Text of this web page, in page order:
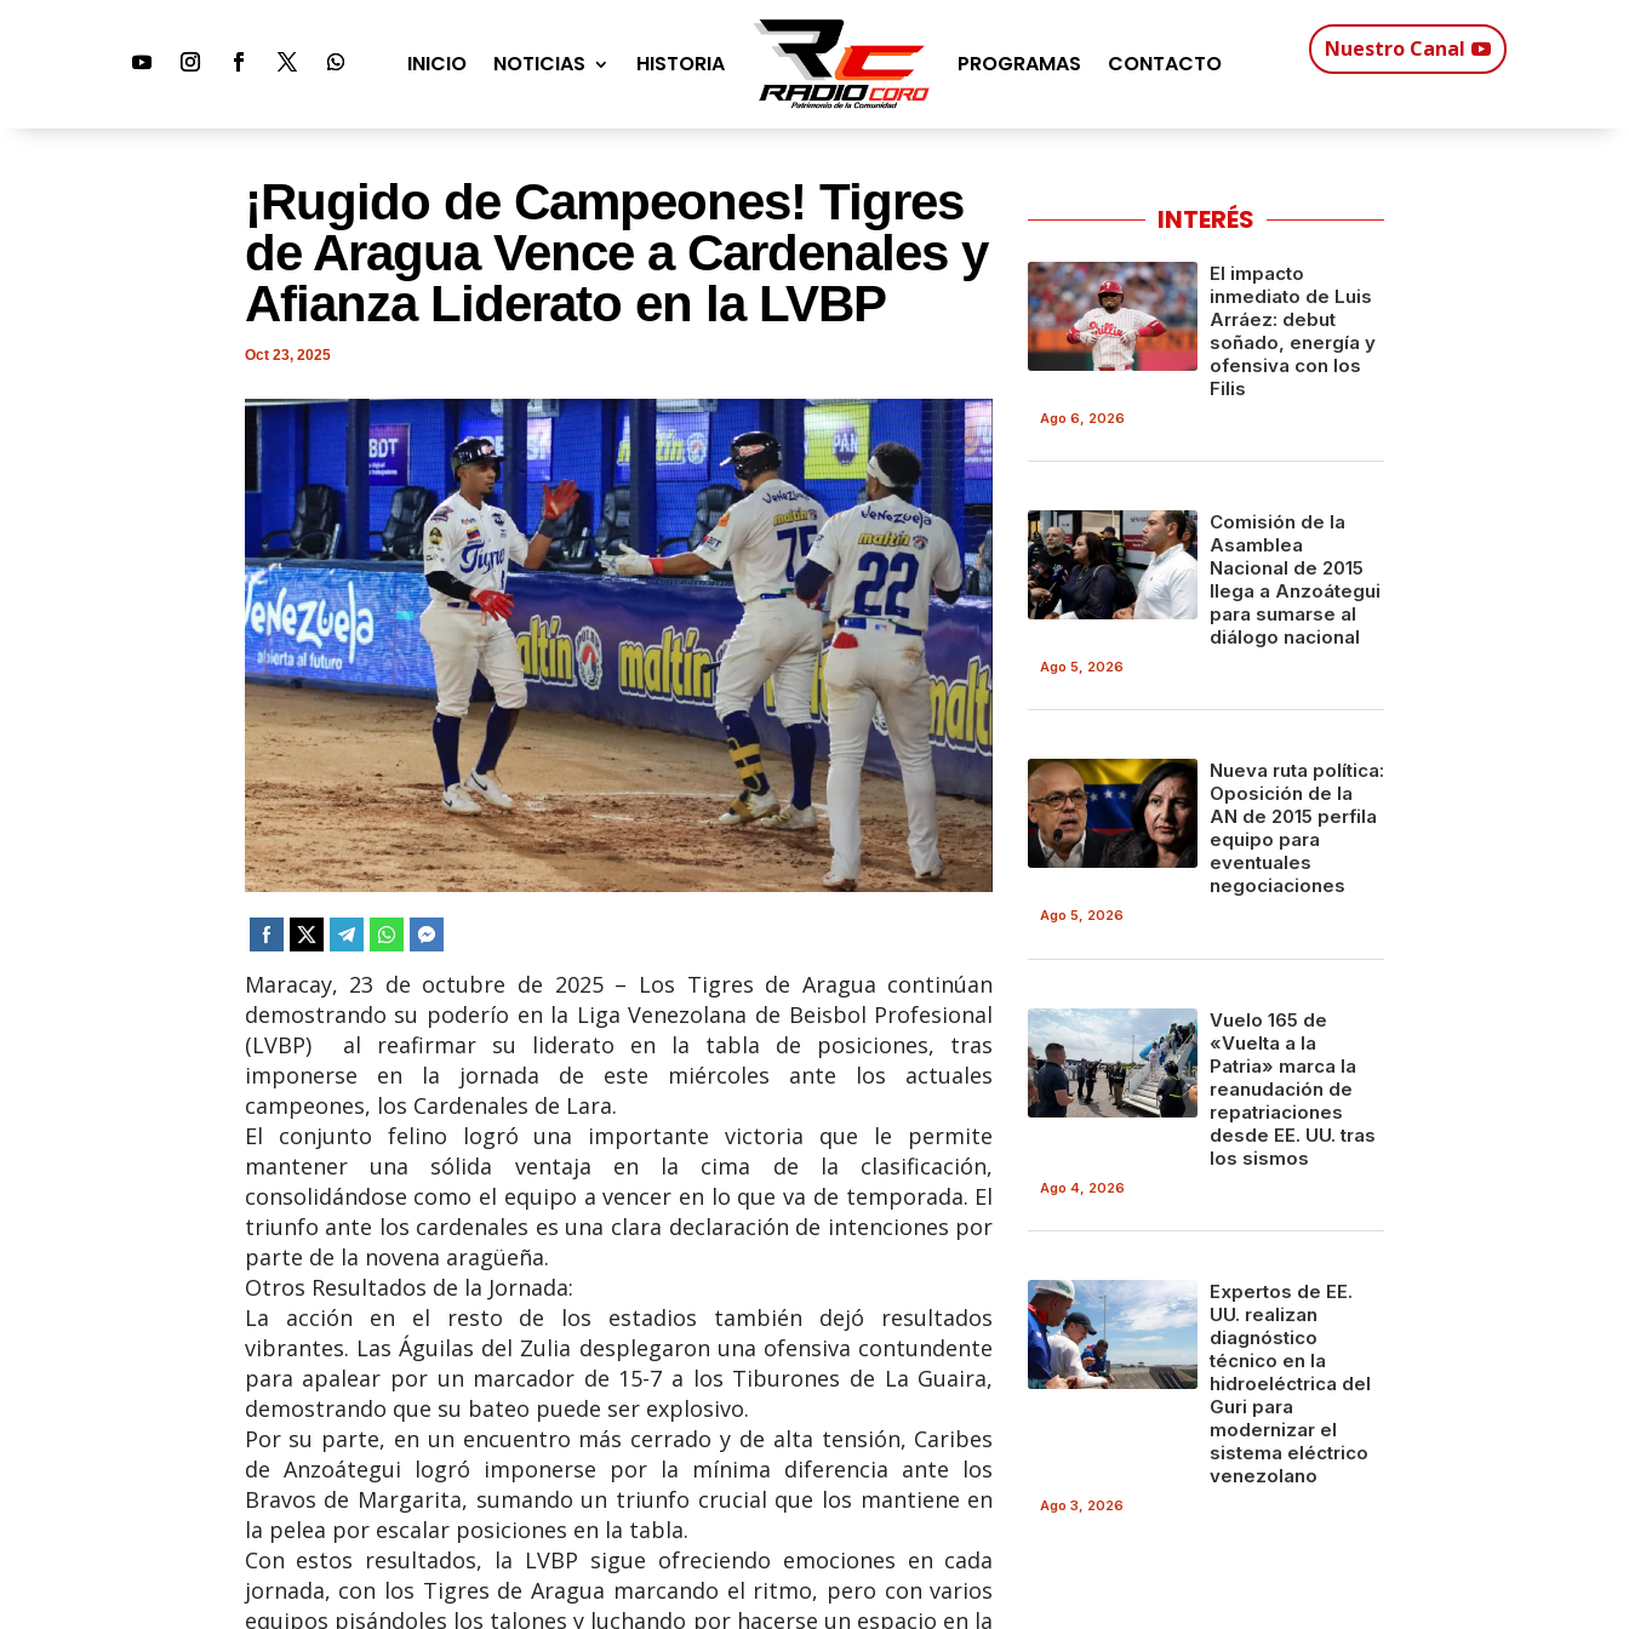
INICIO NOTICIAS HISTORIA PROGRAMAS CONTACTO
Nuestro Canal
¡Rugido de Campeones! Tigres
de Aragua Vence a Cardenales y
Afianza Liderato en la LVBP
Oct 23, 2025
Maracay, 23 de octubre de 2025 – Los Tigres de Aragua continúan
demostrando su poderío en la Liga Venezolana de Beisbol Profesional
(LVBP) al reafirmar su liderato en la tabla de posiciones, tras
imponerse en la jornada de este miércoles ante los actuales
campeones, los Cardenales de Lara.
​El conjunto felino logró una importante victoria que le permite
mantener una sólida ventaja en la cima de la clasificación,
consolidándose como el equipo a vencer en lo que va de temporada. El
triunfo ante los cardenales es una clara declaración de intenciones por
parte de la novena aragüeña.
​Otros Resultados de la Jornada:
​La acción en el resto de los estadios también dejó resultados
vibrantes. Las Águilas del Zulia desplegaron una ofensiva contundente
para apalear por un marcador de 15-7 a los Tiburones de La Guaira,
demostrando que su bateo puede ser explosivo.
​Por su parte, en un encuentro más cerrado y de alta tensión, Caribes
de Anzoátegui logró imponerse por la mínima diferencia ante los
Bravos de Margarita, sumando un triunfo crucial que los mantiene en
la pelea por escalar posiciones en la tabla.
​Con estos resultados, la LVBP sigue ofreciendo emociones en cada
jornada, con los Tigres de Aragua marcando el ritmo, pero con varios
equipos pisándoles los talones y luchando por hacerse un espacio en la
INTERÉS
El impacto
inmediato de Luis
Arráez: debut
soñado, energía y
ofensiva con los
Filis
Ago 6, 2026
Comisión de la
Asamblea
Nacional de 2015
llega a Anzoátegui
para sumarse al
diálogo nacional
Ago 5, 2026
Nueva ruta política:
Oposición de la
AN de 2015 perfila
equipo para
eventuales
negociaciones
Ago 5, 2026
Vuelo 165 de
«Vuelta a la
Patria» marca la
reanudación de
repatriaciones
desde EE. UU. tras
los sismos
Ago 4, 2026
Expertos de EE.
UU. realizan
diagnóstico
técnico en la
hidroeléctrica del
Guri para
modernizar el
sistema eléctrico
venezolano
Ago 3, 2026